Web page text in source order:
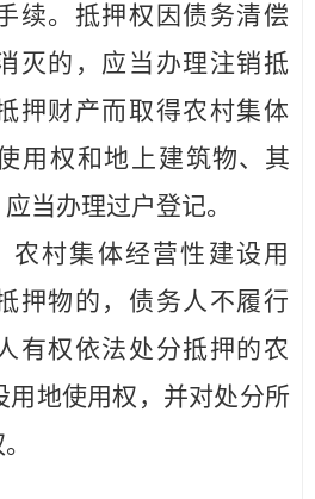
续。抵押权因债务清偿
灭的，应当办理注销抵
押财产而取得农村集体
用权和地上建筑物、其
当办理过户登记。
农村集体经营性建设用
押物的，债务人不履行
有权依法处分抵押的农
用地使用权，并对处分所